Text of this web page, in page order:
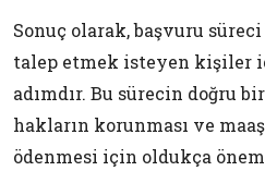
Sonuç olarak, başvuru süreci
talep etmek isteyen kişiler
adımdır. Bu sürecin doğru
hakların korunması ve
ödenmesi için oldukça